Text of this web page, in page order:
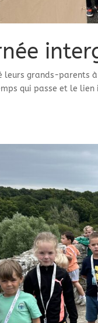
leurs grands-parents
qui passe et le lien